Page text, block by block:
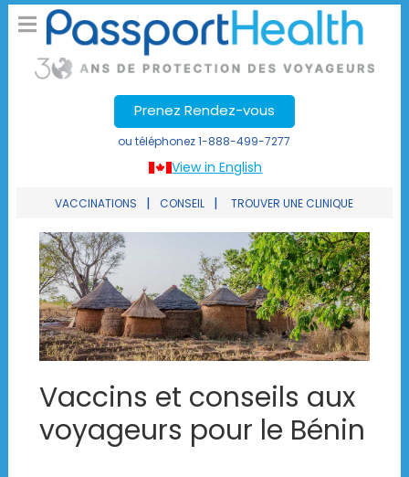
View in English
Prenez Rendez-vous
ou téléphonez1-888-499-7277
VACCINATIONS | CONSEIL | TROUVER UNE CLINIQUE
Vaccins et conseils aux
voyageurs pour le Bénin